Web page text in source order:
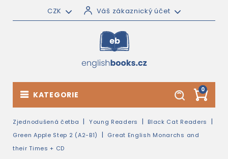
CZK Váš zákaznický účet
0
KATEGORIE
Zjednodušená četba Young Readers
Black Cat Readers
Green Apple Step 2 (A2-B1)
Great English Monarchs and
their Times + CD